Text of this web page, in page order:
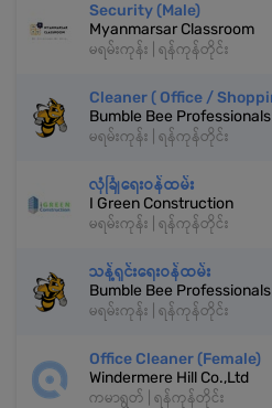
Security (Male)
Myanmarsar Classroom
မရမ်းကုန်း | ရန်ကုန်တိုင်း
Cleaner ( Office /
Bumble Bee
မရမ်းကုန်း | ရန်ကုန်တိုင်း
လုံခြုံရေးဝန်ထမ်း
I Green Construction
မရမ်းကုန်း | ရန်ကုန်တိုင်း
သန့်ရှင်းရေးဝန်ထမ်း
Bumble Bee
မရမ်းကုန်း | ရန်ကုန်တိုင်း
Office Cleaner (Female)
Windermere Hill Co.,Ltd
ကမာရွတ် | ရန်ကုန်တိုင်း